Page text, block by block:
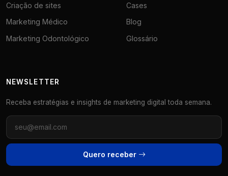
Criação de sites
Marketing Médico
Marketing Odontológico
Cases
Blog
Glossário
NEWSLETTER
Receba estratégias e insights de marketing digital toda semana.
Quero receber